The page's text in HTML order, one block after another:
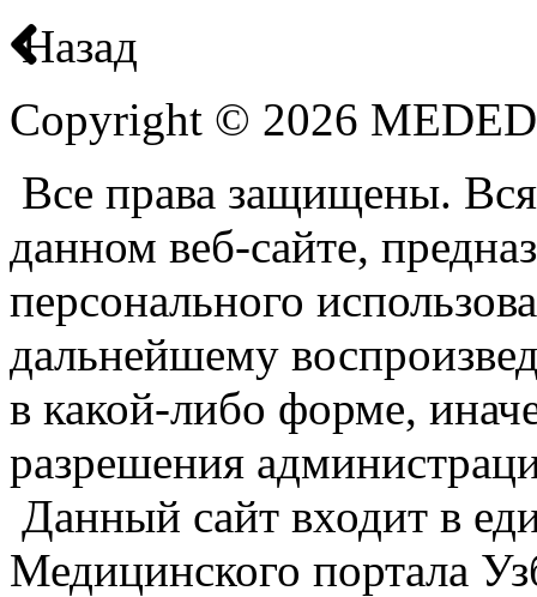
Назад
Copyright © 2026
Все права защищены.
данном веб-сайте,
персонального
дальнейшему
в какой-либо форме,
разрешения
Данный сайт входит в
Медицинского портала